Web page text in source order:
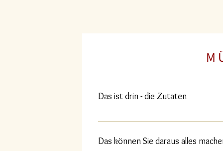
M
Das ist drin - die Zutaten
Weizenmehl*; Trinkwasser;
biologischem Anbau.
Das können Sie daraus alles